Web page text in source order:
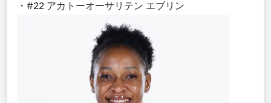
・#22 アカトーオーサリテン エブリン